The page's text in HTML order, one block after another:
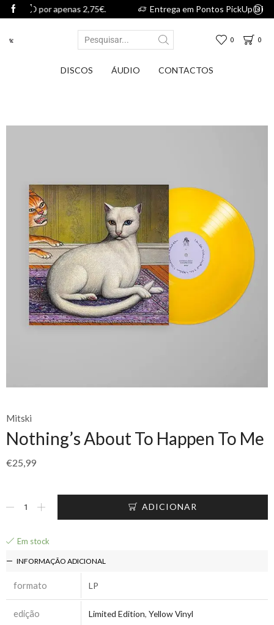
2,75€. Entrega em Pontos PickUp DPD por apenas
0 0
DISCOS ÁUDIO CONTACTOS
Mitski
Nothing’s About To Happen To Me
€25,99
ADICIONAR
Em stock
INFORMAÇÃO ADICIONAL
formato LP
edição Limited Edition, Yellow Vinyl